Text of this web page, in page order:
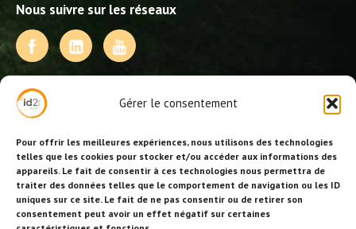
Gérer le consentement
Pour offrir les meilleures expériences, nous utilisons des technologies
telles que les cookies pour stocker et/ou accéder aux informations des
appareils. Le fait de consentir à ces technologies nous permettra de
traiter des données telles que le comportement de navigation ou les ID
uniques sur ce site. Le fait de ne pas consentir ou de retirer son
consentement peut avoir un effet négatif sur certaines
Nous suivre sur les réseaux
NOS PRESTATIONS
Activités, jeux et animations BDE
Animations événementielles
Animations EVJF – EVJG
Animations hôtellerie
Animations anniversaires
Collectivités, centres de loisirs et jeunesse